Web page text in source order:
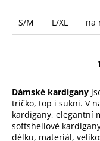
S/M L/XL na
Dámské kardigany
tričko, top i sukni. V
kardigany, elegantní
softshellové
délku, materiál,